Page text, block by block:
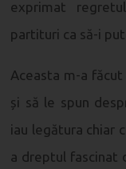
exprimat
partituri ca să-i
Aceasta m-a
și să le spun
iau legătura chiar
a dreptul fascinat